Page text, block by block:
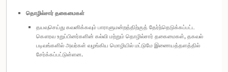
தொழில்சார் தகைமைகள்
தயவுசெய்து கவனிக்கவும் பாராளுமன்றத்திற்குத் தேர்ந்தெடுக்கப்பட்ட
கௌரவ உறுப்பினர்களின் கல்வி மற்றும் தொழில்சார் தகைமைகள், தகவல்
படிவங்களில் அவர்கள் வழங்கிய மொழியில் மட்டுமே இணையத்தளத்தில்
சேர்க்கப்பட்டுள்ளன.